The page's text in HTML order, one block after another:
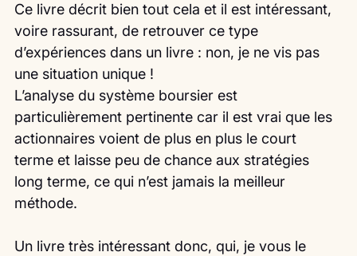
Ce livre décrit bien tout cela et il est intéressant,
voire rassurant, de retrouver ce type
d’expériences dans un livre : non, je ne vis pas
une situation unique !
L’analyse du système boursier est
particulièrement pertinente car il est vrai que les
actionnaires voient de plus en plus le court
terme et laisse peu de chance aux stratégies
long terme, ce qui n’est jamais la meilleur
méthode.
Un livre très intéressant donc, qui, je vous le